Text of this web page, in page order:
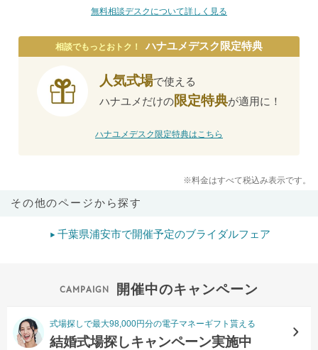
無料相談デスクについて詳しく見る
相談でもっとおトク！ ハナユメデスク限定特典
人気式場で使える
ハナユメだけの限定特典が適用に！
ハナユメデスク限定特典はこちら
※料金はすべて税込み表示です。
その他のページから探す
千葉県浦安市で開催予定のブライダルフェア
開催中のキャンペーン
式場探しで最大98,000円分の電子マネーギフト貰える
結婚式場探しキャンペーン実施中